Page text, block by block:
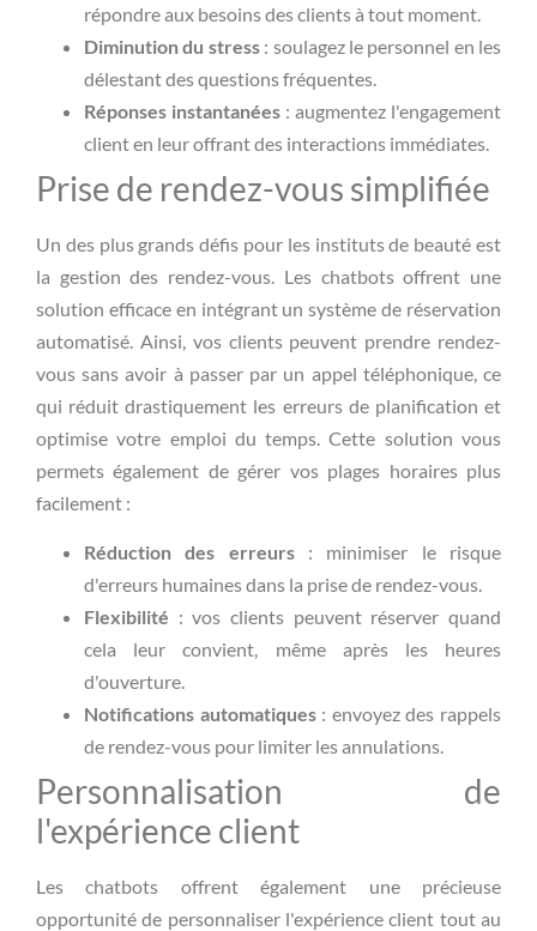
répondre aux besoins des clients à tout moment.
Diminution du stress: soulagez le personnel en les
délestant des questions fréquentes.
Réponses instantanées : augmentez l'engagement
client en leur offrant des interactions immédiates.
Prise de rendez-vous simplifiée
Un des plus grands défis pour les instituts de beauté est
la gestion des rendez-vous. Les chatbots offrent une
solution efficace en intégrant un système de réservation
automatisé. Ainsi, vos clients peuvent prendre rendez-
vous sans avoir à passer par un appel téléphonique, ce
qui réduit drastiquement les erreurs de planification et
optimise votre emploi du temps. Cette solution vous
permets également de gérer vos plages horaires plus
facilement :
Réduction des erreurs: minimiser le risque
d'erreurs humaines dans la prise de rendez-vous.
Flexibilité : vos clients peuvent réserver quand
cela leur convient, même après les heures
d'ouverture.
Notifications automatiques: envoyez des rappels
de rendez-vous pour limiter les annulations.
Personnalisation de
l'expérience client
Les chatbots offrent également une précieuse
opportunité de personnaliser l'expérience client tout au